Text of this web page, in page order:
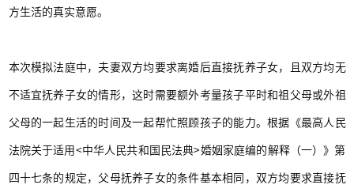
方生活的真实意愿。
本次模拟法庭中，夫妻双方均要求离婚后直接抚养子女，且双方均无
不适宜抚养子女的情形，这时需要额外考量孩子平时和祖父母或外祖
父母的一起生活的时间及一起帮忙照顾孩子的能力。根据《最高人民
法院关于适用<中华人民共和国民法典>婚姻家庭编的解释（一）》第
四十七条的规定，父母抚养子女的条件基本相同，双方均要求直接抚